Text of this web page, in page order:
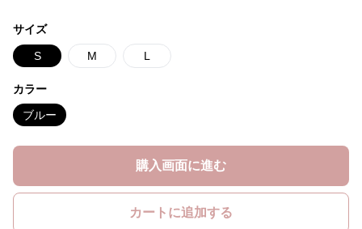
サイズ
S M L
カラー
ブルー
購入画面に進む
カートに追加する